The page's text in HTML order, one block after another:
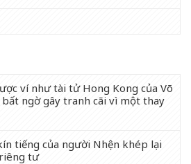
ví như tài tử Hong Kong của Võ
ngờ gây tranh cãi vì một thay
tiếng của người Nhện khép lại
tư